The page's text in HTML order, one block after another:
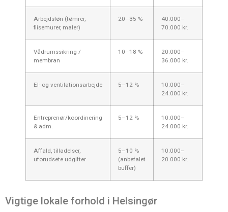
Arbejdsløn (tømrer,
flisemurer, maler)
20–35 %
40.000–
70.000 kr.
Vådrumssikring /
membran
10–18 %
20.000–
36.000 kr.
El- og ventilationsarbejde 5–12 %
10.000–
24.000 kr.
Entreprenør/koordinering
& adm.
5–12 %
10.000–
24.000 kr.
Affald, tilladelser,
uforudsete udgifter
5–10 %
(anbefalet
buffer)
10.000–
20.000 kr.
Vigtige lokale forhold i Helsingør